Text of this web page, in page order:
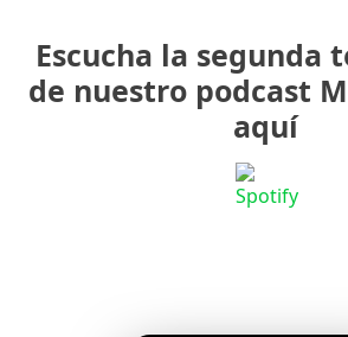
Escucha la segunda
de nuestro podcast
aquí